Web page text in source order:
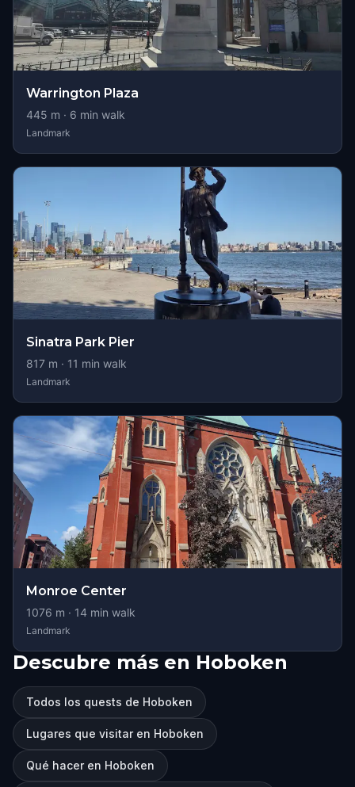
Warrington Plaza
445 m · 6 min walk
Landmark
Sinatra Park Pier
817 m · 11 min walk
Landmark
Monroe Center
1076 m · 14 min walk
Landmark
Descubre más en Hoboken
Todos los quests de Hoboken
Lugares que visitar en Hoboken
Qué hacer en Hoboken